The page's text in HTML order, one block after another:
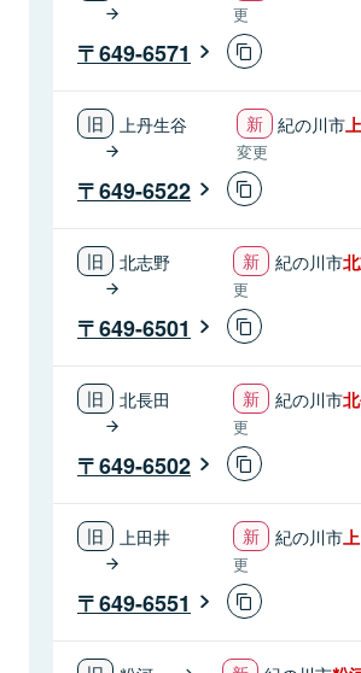
更
649-6571
上丹生谷 紀の川市
変更
649-6522
北志野 紀の川市
更
649-6501
北長田 紀の川市
更
649-6502
上田井 紀の川市
更
649-6551